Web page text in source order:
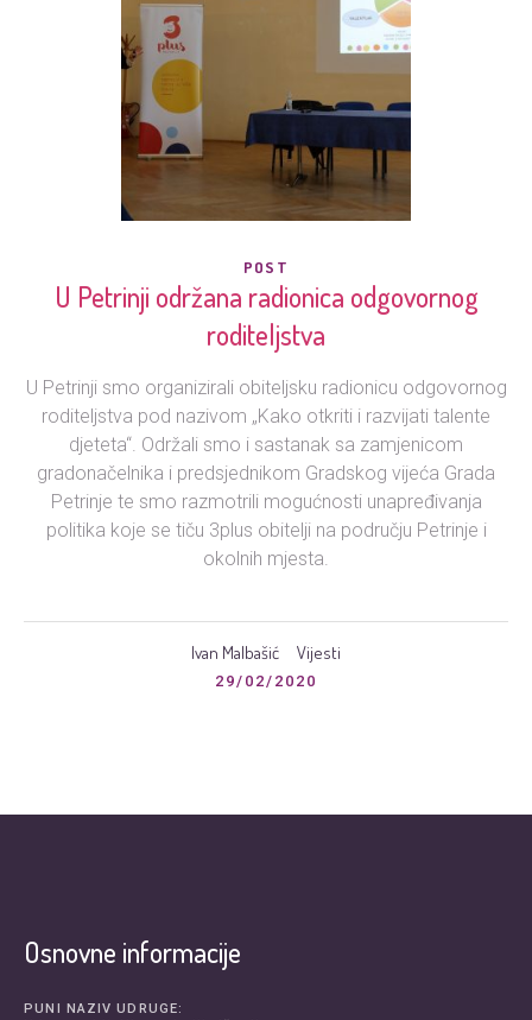
POST
U Petrinji održana radionica odgovornog
roditeljstva
U Petrinji smo organizirali obiteljsku radionicu odgovornog
roditeljstva pod nazivom „Kako otkriti i razvijati talente
djeteta“. Održali smo i sastanak sa zamjenicom
gradonačelnika i predsjednikom Gradskog vijeća Grada
Petrinje te smo razmotrili mogućnosti unapređivanja
politika koje se tiču 3plus obitelji na području Petrinje i
okolnih mjesta.
Ivan Malbašić Vijesti
29/02/2020
Osnovne informacije
PUNI NAZIV UDRUGE: